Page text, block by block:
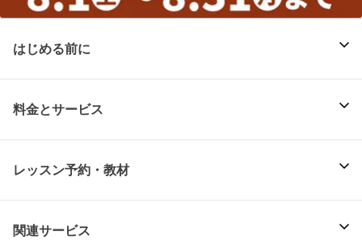
はじめる前に
料金とサービス
レッスン予約・教材
関連サービス